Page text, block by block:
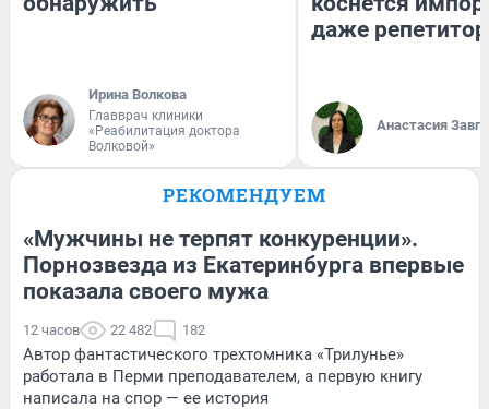
Ирина Волкова
Главврач клиники
«Реабилитация доктора
Волковой»
даже
Анастасия
РЕКОМЕНДУЕМ
«Мужчины не терпят конкуренции».
Порнозвезда из Екатеринбурга впервые
показала своего мужа
12 часов 22 482 182
Автор фантастического трехтомника «Трилунье»
работала в Перми преподавателем, а первую книгу
написала на спор — ее история